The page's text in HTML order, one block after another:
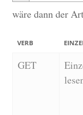
wäre dann der
VERB
GET